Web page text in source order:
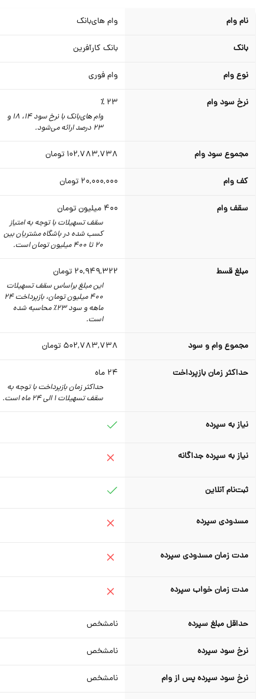
نام وام وام های‌بانک
بانک بانک کارآفرین
نوع وام وام فوری
نرخ سود وام
وام های‌بانک با نرخ سود 14، 18 و
مجموع سود وام 102,783,738تومان
کف وام 20,000,000 تومان
سقف وام میلیون تومان
سقف تسهیلات با توجه به امتیاز
کسب شده در باشگاه مشتریان بین
مبلغ قسط 20,949,322تومان
این مبلغ براساس سقف تسهیلات
400 میلیون تومان، بازپرداخت 24
ماهه و سود 23٪‌ محاسبه شده
است.
مجموع وام و سود 502,783,738 تومان
حداکثر زمان بازپرداخت ماه
حداکثر زمان بازپرداخت با توجه به
سقف تسهیلات 1 الی 24 ماه است.
نیاز به سپرده
نیاز به سپرده جداگانه
ثبت‌نام آنلاین
مسدودی سپرده
مدت زمان مسدودی سپرده
مدت زمان خواب سپرده
حداقل مبلغ سپرده نامشخص
نرخ سود سپرده نامشخص
نرخ سود سپرده پس از وام نامشخص